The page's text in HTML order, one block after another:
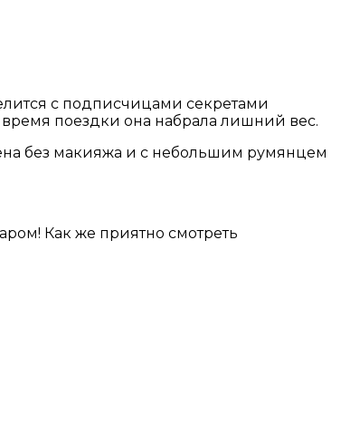
с подписчицами секретами
поездки она набрала лишний вес.
без макияжа и с небольшим румянцем
Как же приятно смотреть